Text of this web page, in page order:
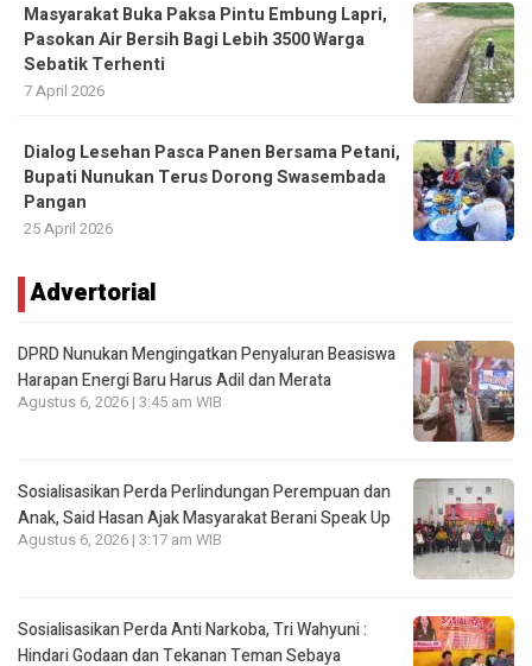
Masyarakat Buka Paksa Pintu Embung Lapri,
Pasokan Air Bersih Bagi Lebih 3500 Warga
Sebatik Terhenti
7 April 2026
Dialog Lesehan Pasca Panen Bersama Petani,
Bupati Nunukan Terus Dorong Swasembada
Pangan
25 April 2026
Advertorial
DPRD Nunukan Mengingatkan Penyaluran Beasiswa
Harapan Energi Baru Harus Adil dan Merata
Agustus 6, 2026 | 3:45 am WIB
Sosialisasikan Perda Perlindungan Perempuan dan
Anak, Said Hasan Ajak Masyarakat Berani Speak Up
Agustus 6, 2026 | 3:17 am WIB
Sosialisasikan Perda Anti Narkoba, Tri Wahyuni :
Hindari Godaan dan Tekanan Teman Sebaya